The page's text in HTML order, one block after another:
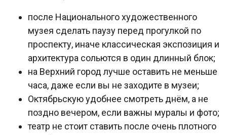
после Национального художественного
музея сделать паузу перед прогулкой по
проспекту, иначе классическая экспозиция и
архитектура сольются в один длинный блок;
на Верхний город лучше оставить не меньше
часа, даже если вы не заходите в музеи;
Октябрьскую удобнее смотреть днём, а не
поздно вечером, если важны муралы и фото;
театр не стоит ставить после очень плотного